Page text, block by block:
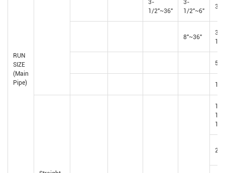
RUN
SIZE
(Main
Pipe)
1/2"~36"
1/2"~6"
3"
8"~36"
3-
1/
1-
1/
1/